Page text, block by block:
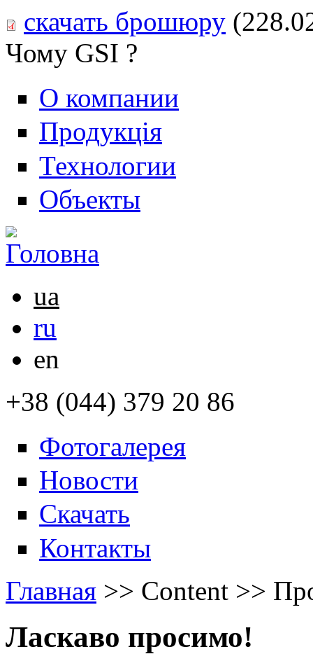
скачать брошюру
Чому GSI ?
О компании
Продукція
Технологии
Объекты
ua
ru
en
+38 (044) 379 20 86
Фотогалерея
Новости
Скачать
Контакты
Главная >> Content >>
Ласкаво просимо!